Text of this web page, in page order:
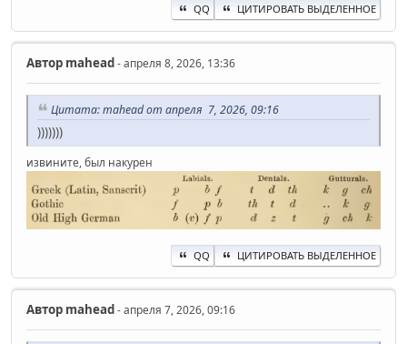
QQ ЦИТИРОВАТЬ ВЫДЕЛЕННОЕ
Автор mahead- апреля 8, 2026, 13:36
Цитата: mahead от апреля 7, 2026, 09:16
)))))))
извините, был накурен
QQ ЦИТИРОВАТЬ ВЫДЕЛЕННОЕ
Автор mahead- апреля 7, 2026, 09:16